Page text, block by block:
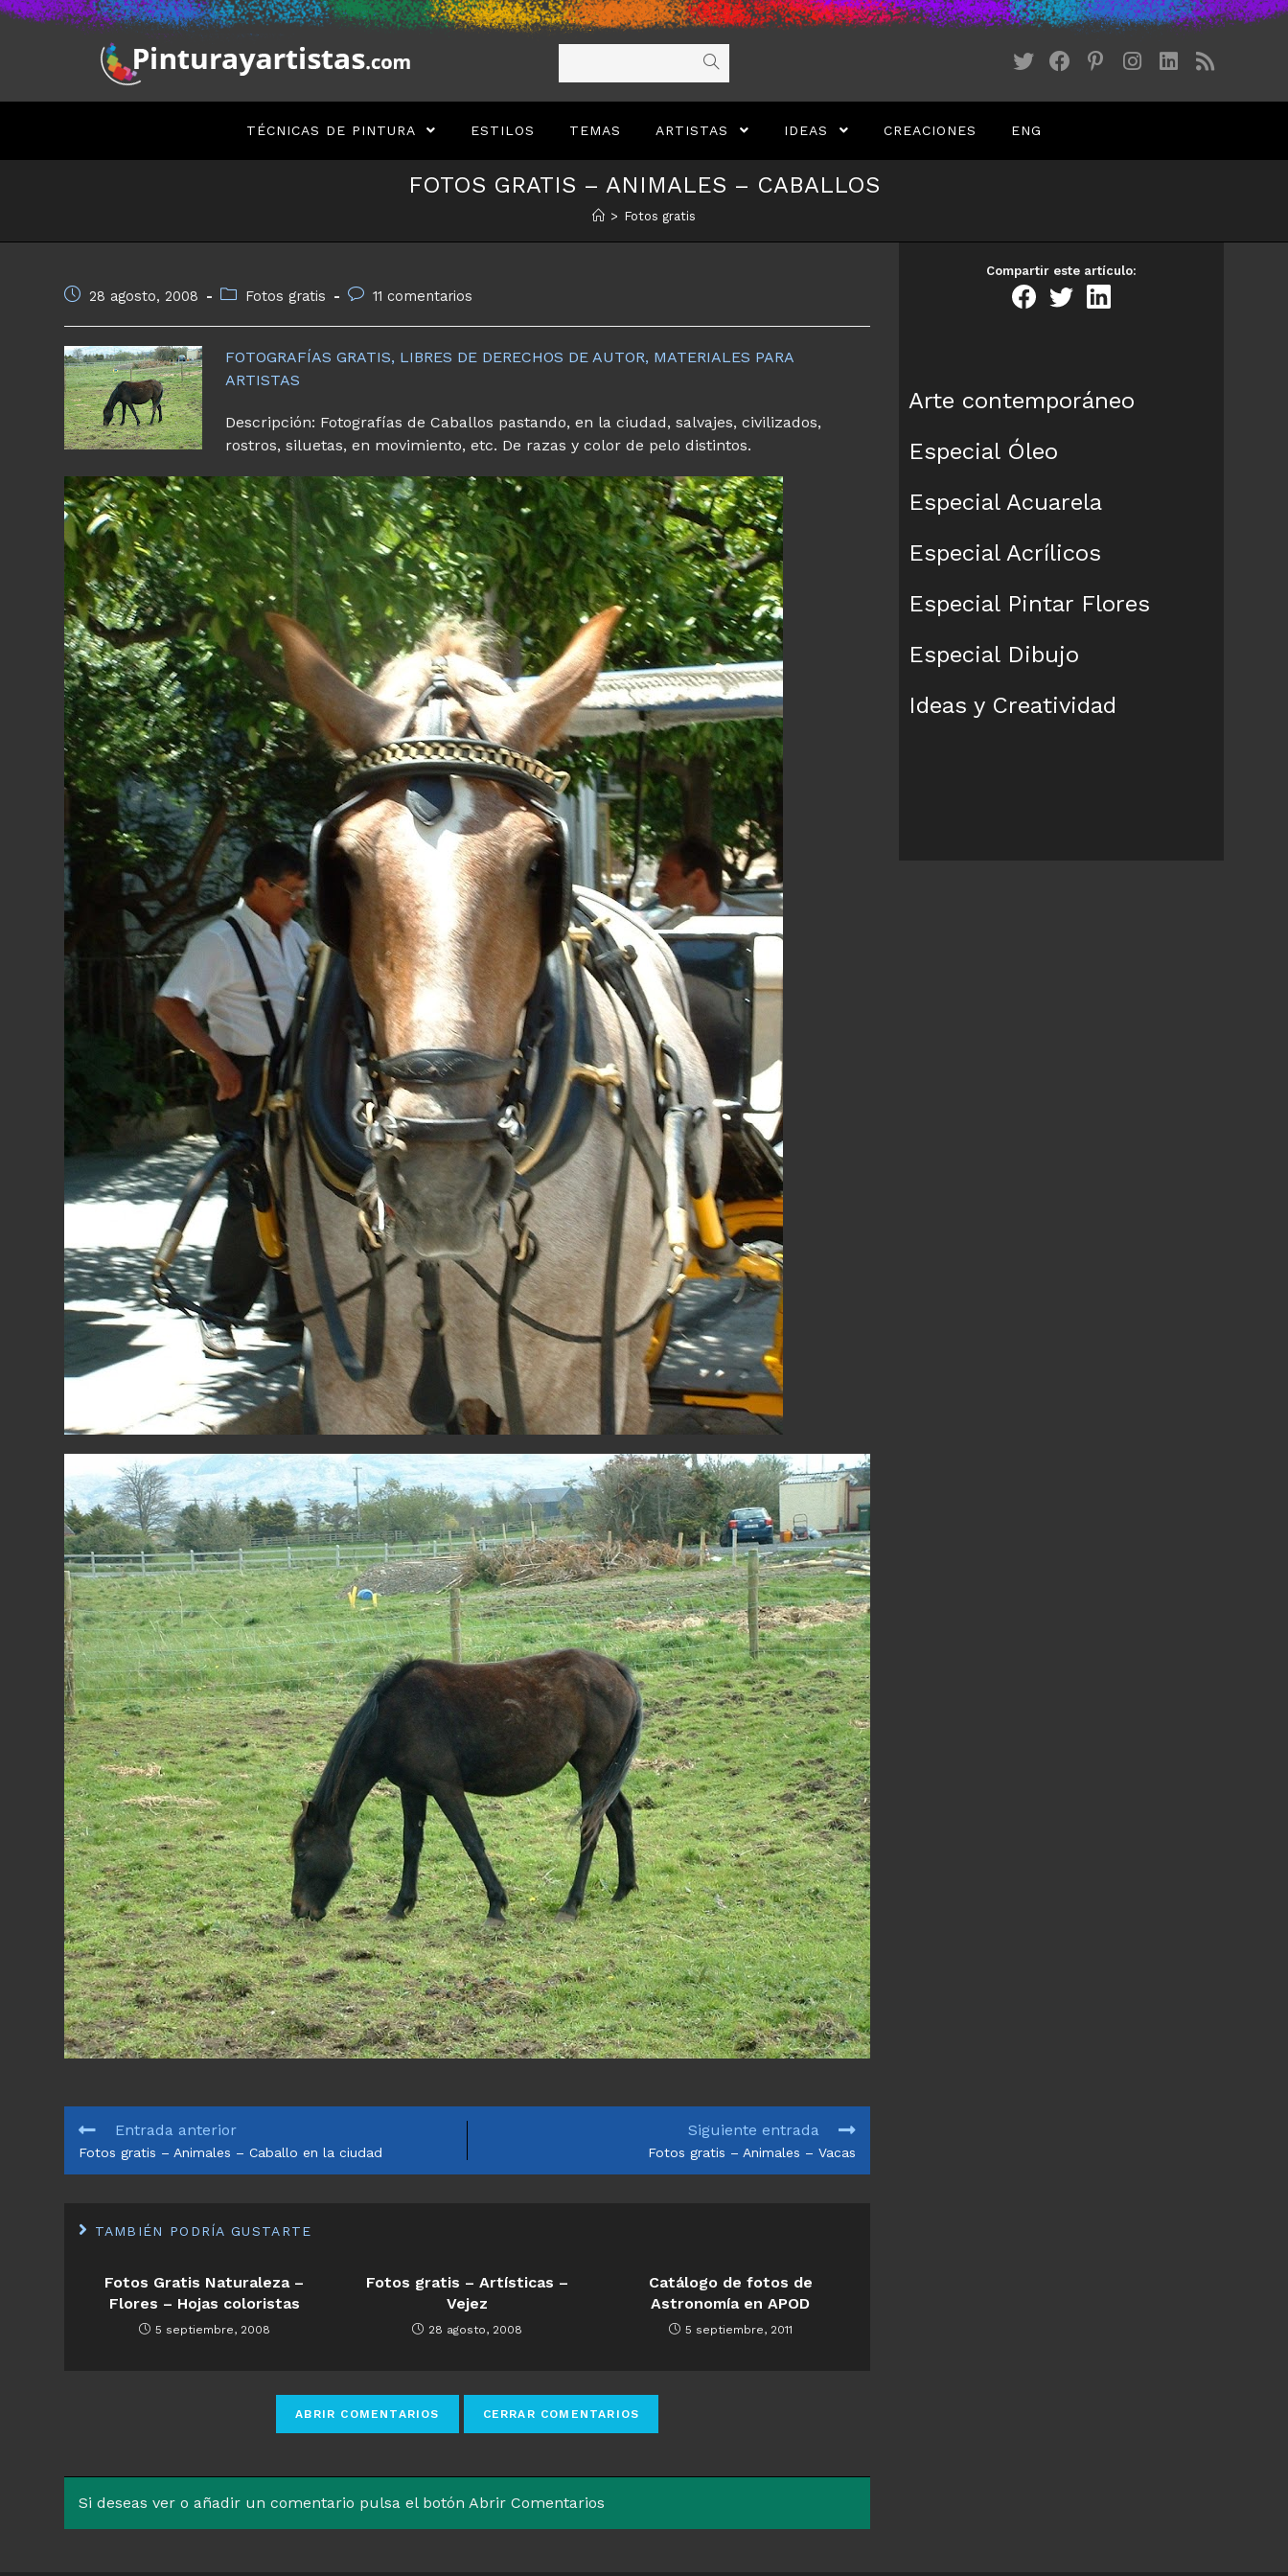
Saltar
TÉCNICAS DE PINTURA ESTILOS TEMAS ARTISTAS IDEAS CREACIONES ENG
FOTOS GRATIS – ANIMALES – CABALLOS
> Fotos gratis
Publicación
entrada:
28 agosto, 2008
Categoría
entrada:
Fotos gratis
Comentarios
entrada:
11 comentarios
FOTOGRAFÍAS GRATIS, LIBRES DE DERECHOS DE AUTOR, MATERIALES PARA
ARTISTAS
Descripción: Fotografías de Caballos pastando, en la ciudad, salvajes, civilizados,
rostros, siluetas, en movimiento, etc. De razas y color de pelo distintos.
LEER
ARTÍCULOS
Entrada anterior
Fotos gratis – Animales – Caballo en la ciudad
Siguiente entrada
Fotos gratis – Animales – Vacas
TAMBIÉN PODRÍA GUSTARTE
Fotos Gratis Naturaleza –
Flores – Hojas coloristas
5 septiembre, 2008
Fotos gratis – Artísticas –
Vejez
28 agosto, 2008
Catálogo de fotos de
Astronomía en APOD
5 septiembre, 2011
Si deseas ver o añadir un comentario pulsa el botón Abrir Comentarios
Compartir este artículo:
Arte contemporáneo
Especial Óleo
Especial Acuarela
Especial Acrílicos
Especial Pintar Flores
Especial Dibujo
Ideas y Creatividad